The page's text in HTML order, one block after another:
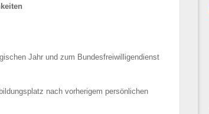
Jahr und zum Bundesfreiwilligendienst
nach vorherigem persönlichen